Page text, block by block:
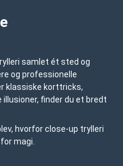
samlet ét sted og
og professionelle
klassiske korttricks,
finder du et bredt
hvorfor close-up trylleri
magi.